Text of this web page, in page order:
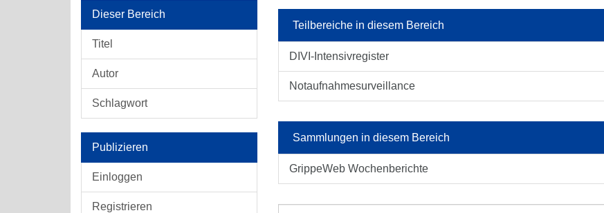
Dieser Bereich
Titel
Autor
Schlagwort
Publizieren
Einloggen
Registrieren
Teilbereiche in diesem Bereich
DIVI-Intensivregister
Notaufnahmesurveillance
Sammlungen in diesem Bereich
GrippeWeb Wochenberichte